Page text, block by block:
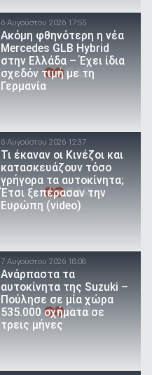
6 Αυγούστου 2026 17:55
Ακόμη φθηνότερη η νέα
Mercedes GLB Hybrid
στην Ελλάδα – Έχει ίδια
σχεδόν τιμή με τη
Γερμανία
6 Αυγούστου 2026 12:37
Τι έκαναν οι Κινέζοι και
κατασκευάζουν τόσο
γρήγορα τα αυτοκίνητα;
Έτσι ξεπέρασαν την
Ευρώπη (video)
7 Αυγούστου 2026 18:08
Ανάρπαστα τα
αυτοκίνητα της Suzuki –
Πούλησε σε μία χώρα
535.000 οχήματα σε
τρεις μήνες